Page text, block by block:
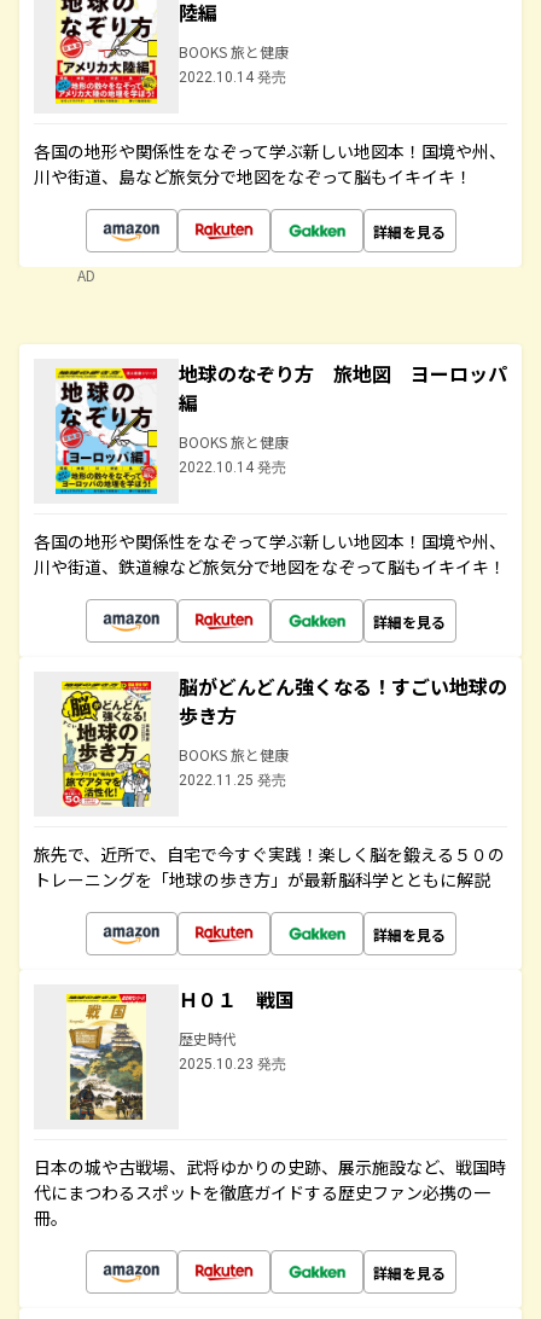
陸編
BOOKS 旅と健康
2022.10.14 発売
各国の地形や関係性をなぞって学ぶ新しい地図本！国境や州、
川や街道、島など旅気分で地図をなぞって脳もイキイキ！
詳細を見る
AD
地球のなぞり方 旅地図 ヨーロッパ
編
BOOKS 旅と健康
2022.10.14 発売
各国の地形や関係性をなぞって学ぶ新しい地図本！国境や州、
川や街道、鉄道線など旅気分で地図をなぞって脳もイキイキ！
詳細を見る
脳がどんどん強くなる！すごい地球の
歩き方
BOOKS 旅と健康
2022.11.25 発売
旅先で、近所で、自宅で今すぐ実践！楽しく脳を鍛える５０の
トレーニングを「地球の歩き方」が最新脳科学とともに解説
詳細を見る
Ｈ０１ 戦国
歴史時代
2025.10.23 発売
日本の城や古戦場、武将ゆかりの史跡、展示施設など、戦国時
代にまつわるスポットを徹底ガイドする歴史ファン必携の一
冊。
詳細を見る